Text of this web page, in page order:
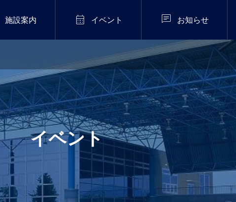
施設案内  イベント  お知らせ
2026年7月20日
伝統芸能「猿まわし公
演」開催！
新年のご挨拶
2026.01.01
イベント